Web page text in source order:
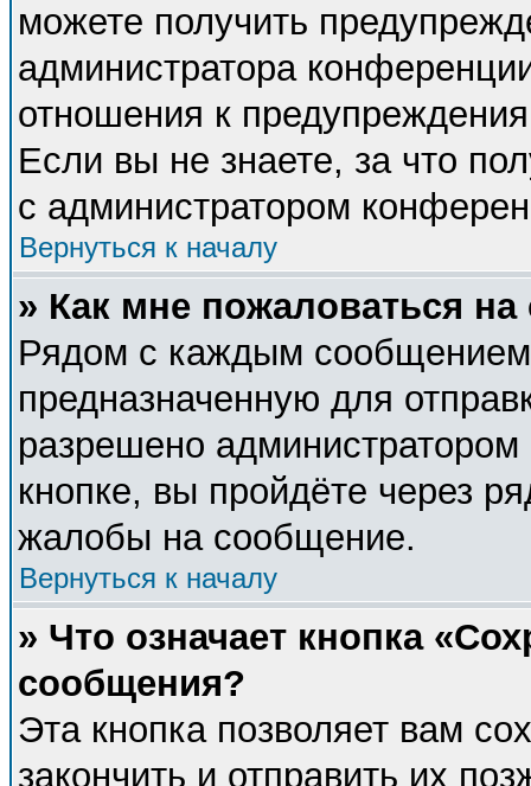
можете получить
администратора
отношения к
Если вы не знаете, за что
с администратором
Вернуться к началу
» Как мне пожаловаться
Рядом с каждым сообщением
предназначенную для
разрешено
кнопке, вы пройдёте через
жалобы на сообщение.
Вернуться к началу
» Что означает кнопка
сообщения?
Эта кнопка позволяет вам
закончить и отправить их